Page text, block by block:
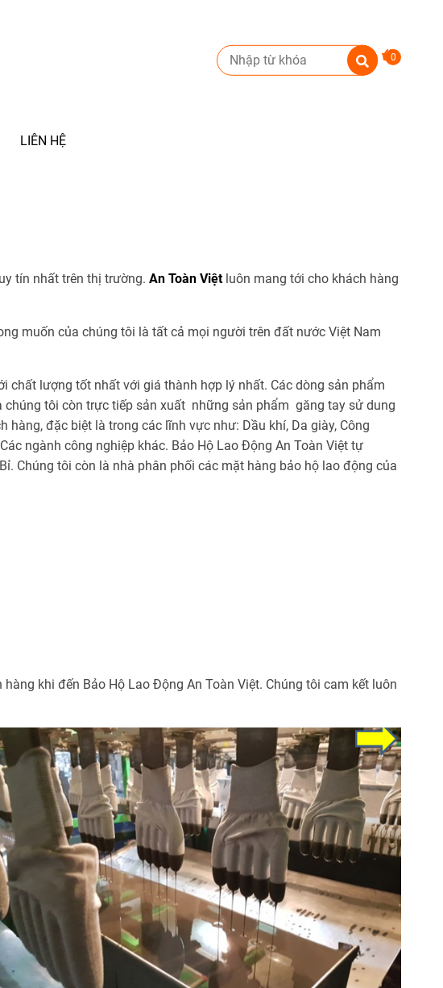
0
LIÊN HỆ
tín nhất trên thị trường. An Toàn Việt luôn mang tới cho khách hàng
muốn của chúng tôi là tất cả mọi người trên đất nước Việt Nam
chất lượng tốt nhất với giá thành hợp lý nhất. Các dòng sản phẩm
tôi còn trực tiếp sản xuất những sản phẩm găng tay sử dung
đặc biệt là trong các lĩnh vực như: Dầu khí, Da giày, Công
ngành công nghiệp khác. Bảo Hộ Lao Động An Toàn Việt tự
Chúng tôi còn là nhà phân phối các mặt hàng bảo hộ lao động của
khi đến Bảo Hộ Lao Động An Toàn Việt. Chúng tôi cam kết luôn